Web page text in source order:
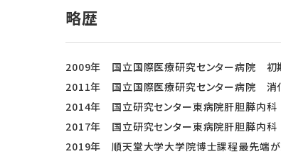
略歴
2009年 国立国際医療研究センター病院 初
2011年 国立国際医療研究センター病院 消
2014年 国立研究センター東病院肝胆膵内科
2017年 国立研究センター東病院肝胆膵内
2019年 順天堂大学大学院博士課程最先端